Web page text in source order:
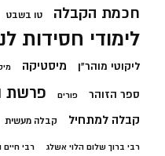
חכמת הקבלה טו בשבט
לימודי חסידות
ליקוטי מוהר"ן מיסטיקה
ספר הזוהר פורים פרשת
קבלה למתחיל קבלה מעשית
רבי ברוך שלום הלוי אשלג רבי חיים